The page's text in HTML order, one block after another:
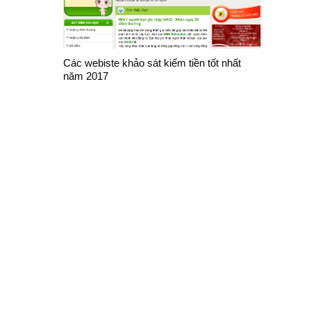
Các webiste khảo sát kiếm tiền tốt nhất
năm 2017